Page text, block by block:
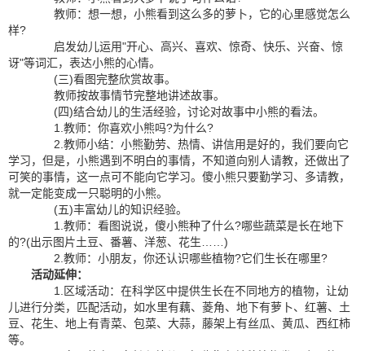
教师：想一想，小熊看到这么多的萝卜，它的心里感觉怎么
样?
启发幼儿运用"开心、高兴、喜欢、惊奇、快乐、兴奋、惊
讶"等词汇，表达小熊的心情。
(三)看图完整欣赏故事。
教师按故事情节完整地讲述故事。
(四)结合幼儿的生活经验，讨论对故事中小熊的看法。
1.教师：你喜欢小熊吗?为什么?
2.教师小结：小熊勤劳、热情、讲信用是好的，我们要向它
学习，但是，小熊遇到不明白的事情，不知道向别人请教，还做出了
可笑的事情，这一点可不能向它学习。傻小熊只要勤学习、多请教，
就一定能变成一只聪明的小熊。
(五)丰富幼儿的知识经验。
1.教师：看图说说，傻小熊种了什么?哪些蔬菜是长在地下
的?(出示图片土豆、番薯、洋葱、花生……)
2.教师：小朋友，你还认识哪些植物?它们生长在哪里?
活动延伸：
1.区域活动：在科学区中提供生长在不同地方的植物，让幼
儿进行分类，匹配活动，如水里有藕、菱角、地下有萝卜、红薯、土
豆、花生、地上有青菜、包菜、大蒜，藤架上有丝瓜、黄瓜、西红柿
等。